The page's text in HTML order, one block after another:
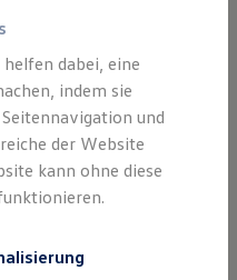
bei Volkswagen
dabei, eine
indem sie
und
der Website
kann ohne diese